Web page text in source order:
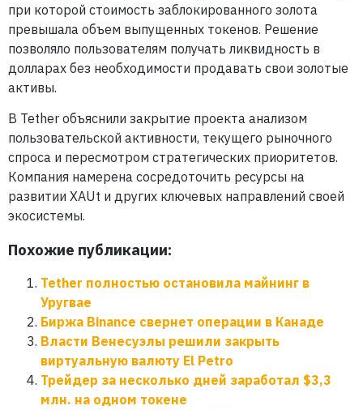
при которой стоимость заблокированного золота
превышала объем выпущенных токенов. Решение
позволяло пользователям получать ликвидность в
долларах без необходимости продавать свои золотые
активы.
В Tether объяснили закрытие проекта анализом
пользовательской активности, текущего рыночного
спроса и пересмотром стратегических приоритетов.
Компания намерена сосредоточить ресурсы на
развитии XAUt и других ключевых направлений своей
экосистемы.
Похожие публикации:
Tether полностью остановила майнинг в
Уругвае
Биржа Binance свернет операции в Канаде
Власти Венесуэлы решили закрыть
виртуальную валюту El Petro
Трейдер за несколько дней заработал $3,3
млн. на одном токене